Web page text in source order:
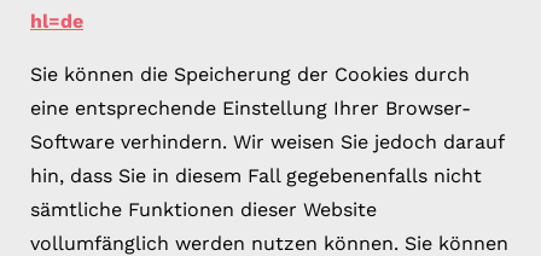
hl=de
Sie können die Speicherung der Cookies durch
eine entsprechende Einstellung Ihrer Browser-
Software verhindern. Wir weisen Sie jedoch darauf
hin, dass Sie in diesem Fall gegebenenfalls nicht
sämtliche Funktionen dieser Website
vollumfänglich werden nutzen können. Sie können